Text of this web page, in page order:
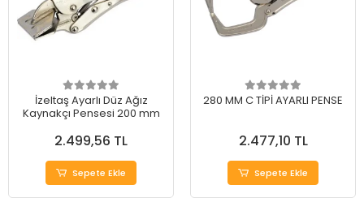
İzeltaş Ayarlı Düz Ağız
Kaynakçı Pensesi 200 mm
2.499,56 TL
Sepete Ekle
280 MM C TİPİ AYARLI PENSE
2.477,10 TL
Sepete Ekle